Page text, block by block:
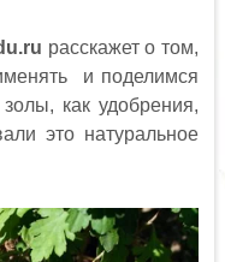
расскажет о том,
и поделимся
как удобрения,
это натуральное